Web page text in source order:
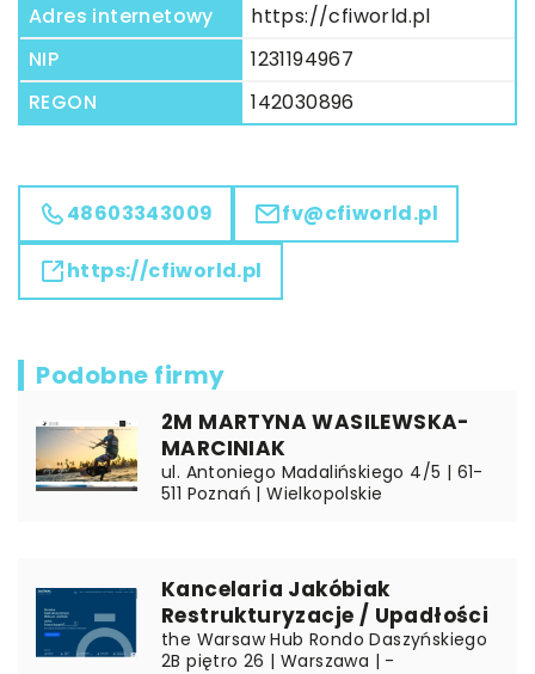
Adres internetowy
https://cfiworld.pl
NIP
1231194967
REGON
142030896
48603343009 fv@cfiworld.pl
https://cfiworld.pl
Podobne firmy
2M MARTYNA WASILEWSKA-
MARCINIAK
ul. Antoniego Madalińskiego 4/5 | 61-
511 Poznań | Wielkopolskie
Kancelaria Jakóbiak
Restrukturyzacje / Upadłości
the Warsaw Hub Rondo Daszyńskiego
2B piętro 26 | Warszawa | -